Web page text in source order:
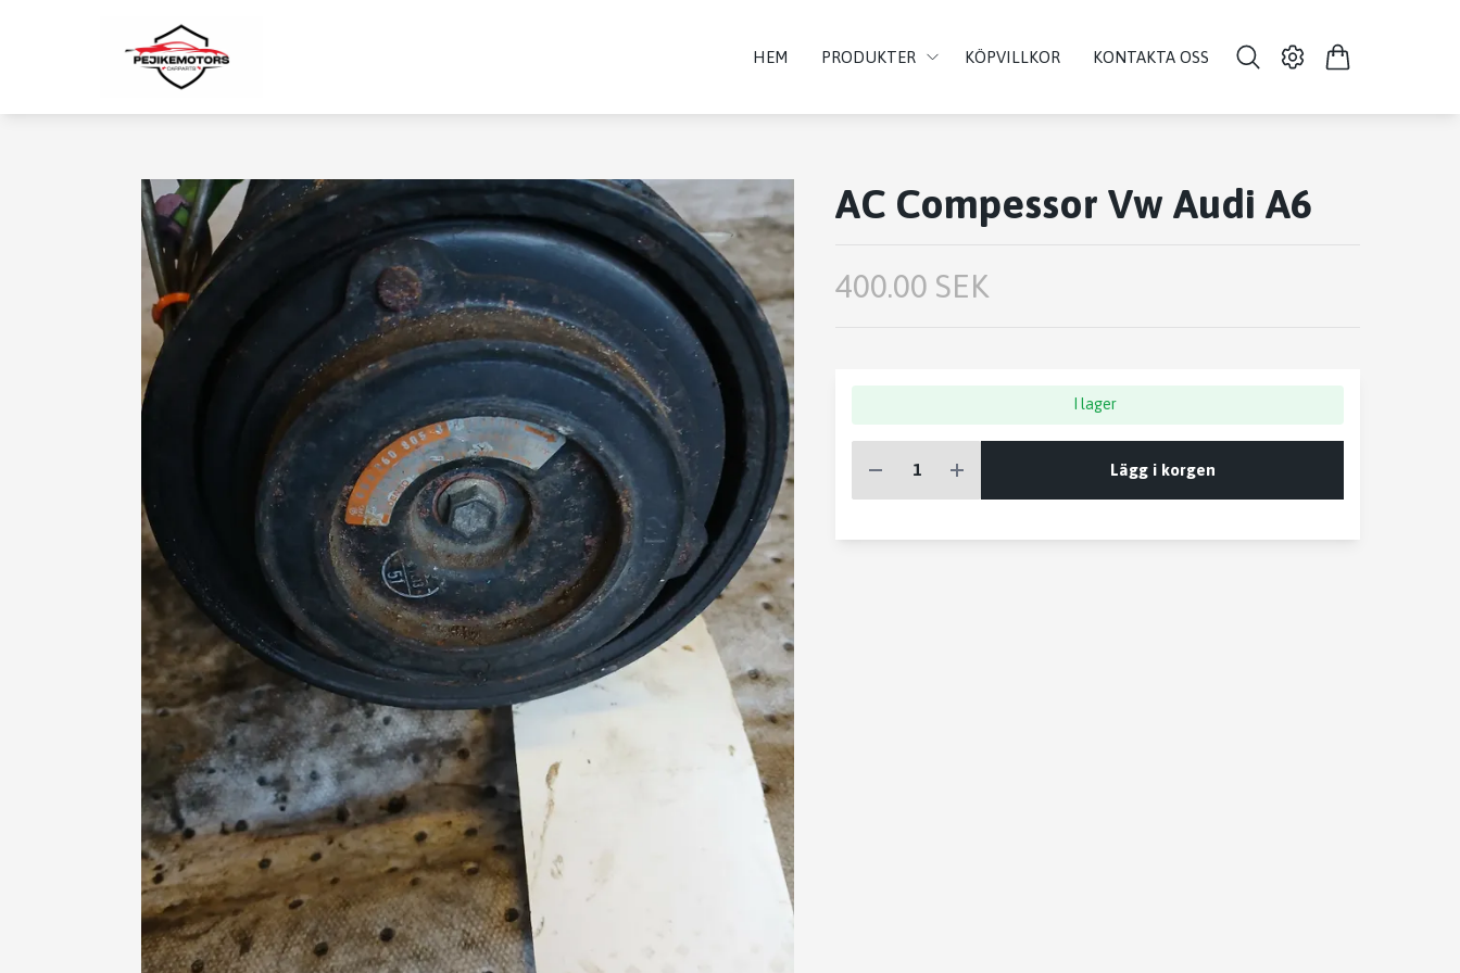
HEM PRODUKTER KÖPVILLKOR KONTAKTA OSS
AC Compessor Vw Audi A6
400.00 SEK
I lager
Lägg i korgen